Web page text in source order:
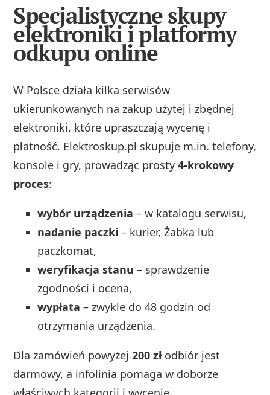
Specjalistyczne skupy
elektroniki i platformy
odkupu online
W Polsce działa kilka serwisów
ukierunkowanych na zakup użytej i zbędnej
elektroniki, które upraszczają wycenę i
płatność. Elektroskup.pl skupuje m.in. telefony,
konsole i gry, prowadząc prosty4‑krokowy
proces:
wybór urządzenia – w katalogu serwisu,
nadanie paczki – kurier, Żabka lub
paczkomat,
weryfikacja stanu – sprawdzenie
zgodności i ocena,
wypłata – zwykle do 48 godzin od
otrzymania urządzenia.
Dla zamówień powyżej200 złodbiór jest
darmowy, a infolinia pomaga w doborze